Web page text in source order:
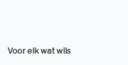
Voor elk wat wils